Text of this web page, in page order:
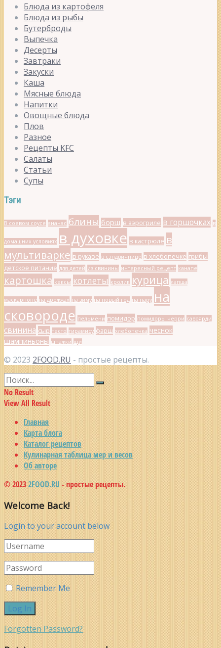
Блюда из картофеля
Блюда из рыбы
Бутерброды
Выпечка
Десерты
Завтраки
Закуски
Каша
Мясные блюда
Напитки
Овощные блюда
Плов
Разное
Рецепты KFC
Салаты
Статьи
Супы
Тэги
В соевом соусе ананас блины борщ в аэрогриле в горшочках в
домашних условиях в духовке в кастрюле в
мультиварке в рукаве в сэндвичнице в хлебопечке грибы
детское питание для детей из свинины интересный рецепт канапе
картошка кексы котлеты кролик курица лапша
маскарпоне на дрожжах на зиму на новый год на пару на
сковороде пельмени помидор помидоры черри савоярди
свинина сыр тесто тирамису фарш хлебопечка чеснок
шампиньоны шпажки щи
© 2023 2FOOD.RU - простые рецепты.
No Result
View All Result
Главная
Карта блога
Каталог рецептов
Кулинарная таблица мер и весов
Об авторе
© 20232FOOD.RU - простые рецепты.
Welcome Back!
Login to your account below
Remember Me
Forgotten Password?